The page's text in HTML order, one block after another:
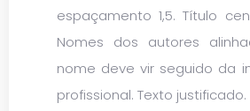
espaçamento 1,5. Título
Nomes dos autores
nome deve vir seguido da
profissional. Texto justificado.